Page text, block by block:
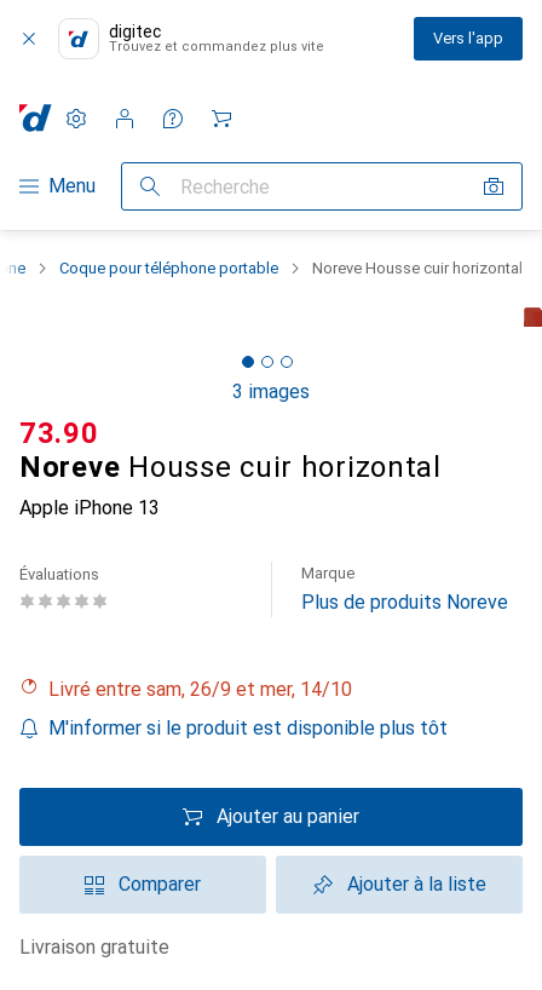
digitec
Trouvez et commandez plus vite Vers l'app
Navigation par catégorie
Menu Recherche
Paramètres
Compte client
Listes de comparaison
Listes d'envies
Panier
Coque pour téléphone portable Noreve Housse cuir horizontal
3 images
Noreve Housse cuir horizontal
Apple iPhone 13
CHF
73.90
Évaluations Marque
Plus de produits Noreve
Livré entre sam, 26/9 et mer, 14/10
M'informer si le produit est disponible plus tôt
Ajouter au panier
Comparer Ajouter à la liste
livraison gratuite